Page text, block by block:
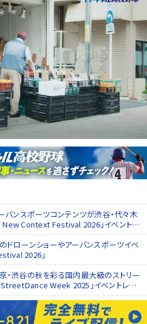
バンスポーツコンテンツが渋谷・代々木
New Context Festival 2026」イベントレ
ドローンショーやアーバンスポーツイベ
2026」
・渋谷の秋を彩る国内最大級のストリー
Week 2025」イベントレポ